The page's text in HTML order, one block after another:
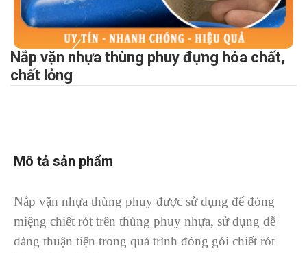
Nắp vặn nhựa thùng phuy đựng hóa chất,
chất lỏng
Mô tả sản phẩm
Nắp vặn nhựa thùng phuy được sử dụng để đóng
miệng chiết rót trên thùng phuy nhựa, sử dụng dễ
dàng thuận tiện trong quá trình đóng gói chiết rót